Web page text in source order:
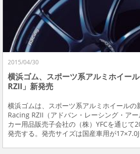
2015/04/30
横浜ゴム、スポーツ系アルミホイー
RZII」新発売
横浜ゴムは、スポーツ系アルミホイールの
Racing RZII（アドバン・レーシング・ア
カー用品販売子会社の（株）YFCを通じて
発売する。発売サイズは国産車用が